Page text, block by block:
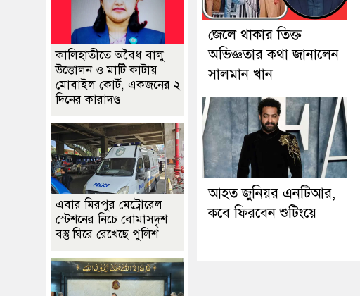
জেলে থাকার তিক্ত
অভিজ্ঞতার কথা জানালেন
সালমান খান
আহত জুনিয়র এনটিআর,
কবে ফিরবেন শুটিংয়ে
কালিহাতীতে অবৈধ বালু
উত্তোলন ও মাটি কাটায়
মোবাইল কোর্ট, একজনের ২
দিনের কারাদণ্ড
এবার মিরপুর মেট্রোরেল
স্টেশনের নিচে বোমাসদৃশ
বস্তু ঘিরে রেখেছে পুলিশ